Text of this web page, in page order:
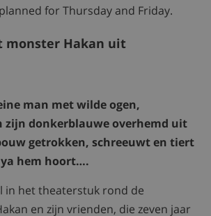
for Thursday and Friday.
monster Hakan uit
man met wilde ogen,
zijn donkerblauwe overhemd uit
getrokken, schreeuwt en tiert
hem hoort….
in het theaterstuk rond de
en zijn vrienden, die zeven jaar